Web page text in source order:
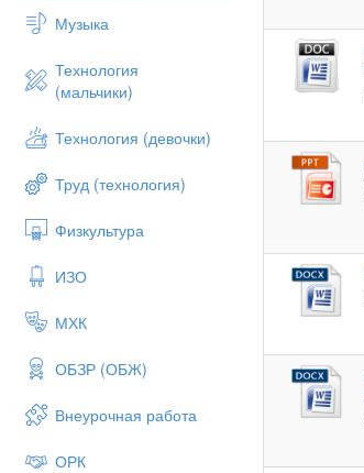
Музыка
Технология
(мальчики)
Технология (девочки)
Труд (технология)
Физкультура
ИЗО
МХК
ОБЗР (ОБЖ)
Внеурочная работа
ОРК